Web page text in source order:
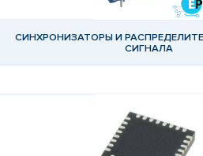
СИНХРОНИЗАТОРЫ И
СИГНАЛА